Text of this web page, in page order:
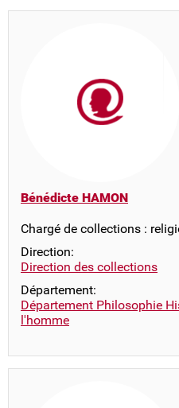
Bénédicte HAMON
Chargé de collections :
Direction:
Direction des collections
Département:
Département Philosophie
l'homme